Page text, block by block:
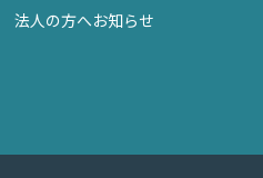
法人の方へお知らせ